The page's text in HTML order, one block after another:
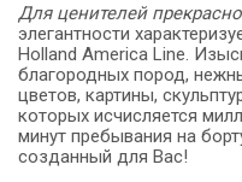
Для ценителей
элегантности
Holland America Line.
благородных пород,
цветов, картины,
которых исчисляется
минут пребывания на
созданный для Вас!